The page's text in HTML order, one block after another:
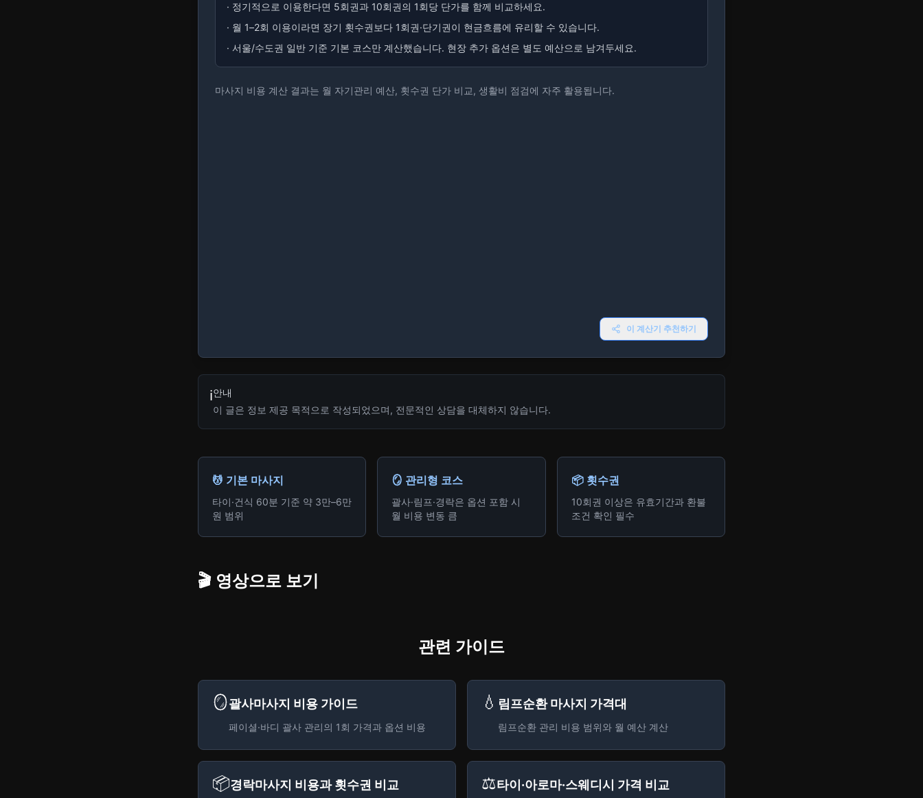
· 정기적으로 이용한다면 5회권과 10회권의 1회당 단가를 함께 비교하세요.
· 월 1–2회 이용이라면 장기 횟수권보다 1회권·단기권이 현금흐름에 유리할 수 있습니다.
· 서울/수도권 일반 기준 기본 코스만 계산했습니다. 현장 추가 옵션은 별도 예산으로 남겨두세요.
마사지 비용 계산 결과는 월 자기관리 예산, 횟수권 단가 비교, 생활비 점검에 자주 활용됩니다.
이 계산기 추천하기
ℹ️안내
이 글은 정보 제공 목적으로 작성되었으며, 전문적인 상담을 대체하지 않습니다.
💆 기본 마사지
타이·건식 60분 기준 약 3만–6만
원 범위
🪞 관리형 코스
괄사·림프·경락은 옵션 포함 시
월 비용 변동 큼
📦 횟수권
10회권 이상은 유효기간과 환불
조건 확인 필수
🎬 영상으로 보기
관련 가이드
🪞괄사마사지 비용 가이드
페이셜·바디 괄사 관리의 1회 가격과 옵션 비용
💧 림프순환 마사지 가격대
림프순환 관리 비용 범위와 월 예산 계산
📦경락마사지 비용과 횟수권 비교 ⚖️타이·아로마·스웨디시 가격 비교